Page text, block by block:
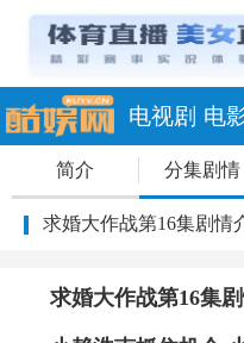
电视剧 电
简介 分集剧情
求婚大作战第16集剧情
求婚大作战第16集